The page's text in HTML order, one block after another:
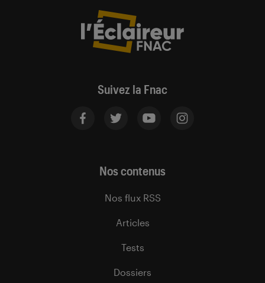
Suivez la Fnac
Nos contenus
Nos flux RSS
Articles
Tests
Dossiers